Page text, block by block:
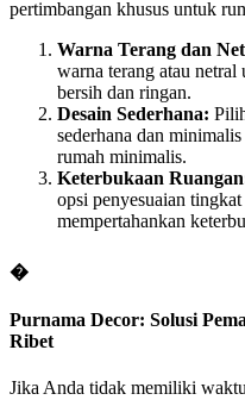
pertimbangan khusus untuk
Warna Terang dan
warna terang atau
bersih dan ringan.
Desain Sederhana:
sederhana dan
rumah minimalis.
Keterbukaan
opsi penyesuaian
mempertahankan
�
Purnama Decor: Solusi
Ribet
Jika Anda tidak memiliki